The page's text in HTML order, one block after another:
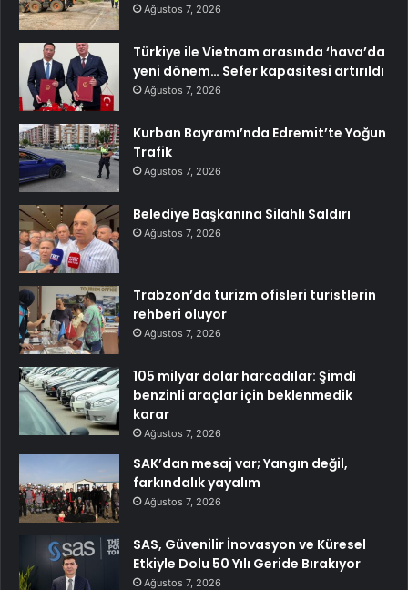
Ağustos 7, 2026
Türkiye ile Vietnam arasında ‘hava’da
yeni dönem… Sefer kapasitesi artırıldı
Ağustos 7, 2026
Kurban Bayramı’nda Edremit’te Yoğun
Trafik
Ağustos 7, 2026
Belediye Başkanına Silahlı Saldırı
Ağustos 7, 2026
Trabzon’da turizm ofisleri turistlerin
rehberi oluyor
Ağustos 7, 2026
105 milyar dolar harcadılar: Şimdi
benzinli araçlar için beklenmedik
karar
Ağustos 7, 2026
SAK’dan mesaj var; Yangın değil,
farkındalık yayalım
Ağustos 7, 2026
SAS, Güvenilir İnovasyon ve Küresel
Etkiyle Dolu 50 Yılı Geride Bırakıyor
Ağustos 7, 2026